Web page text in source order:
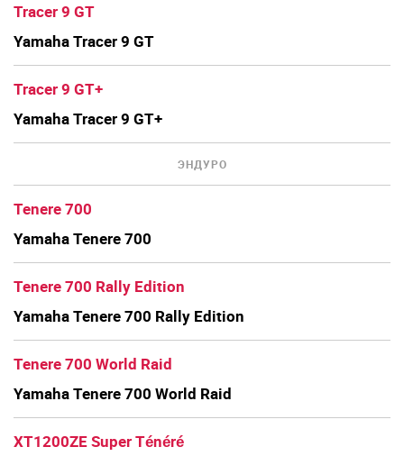
Tracer 9 GT
Yamaha Tracer 9 GT
Tracer 9 GT+
Yamaha Tracer 9 GT+
ЭНДУРО
Tenere 700
Yamaha Tenere 700
Tenere 700 Rally Edition
Yamaha Tenere 700 Rally Edition
Tenere 700 World Raid
Yamaha Tenere 700 World Raid
XT1200ZE Super Ténéré